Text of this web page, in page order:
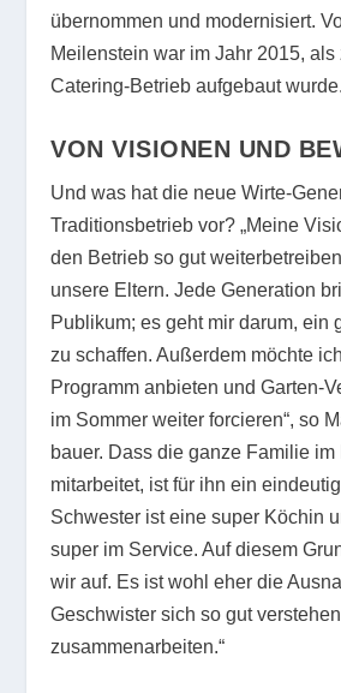
übernommen und modernisiert.
Meilenstein war im Jahr 2015,
Catering-Betrieb aufgebaut wurde.
VON VISIONEN UND
Und was hat die neue Wirte-
Traditionsbetrieb vor? „Meine
den Betrieb so gut
unsere Eltern. Jede Generation
Publikum; es geht mir darum, ein
zu schaffen. Außerdem möchte
Programm anbieten und Garten-
im Sommer weiter forcieren“, so
bauer. Dass die ganze Familie im
mitarbeitet, ist für ihn ein
Schwester ist eine super Köchin
super im Service. Auf diesem
wir auf. Es ist wohl eher die
Geschwister sich so gut
zusammenarbeiten.“